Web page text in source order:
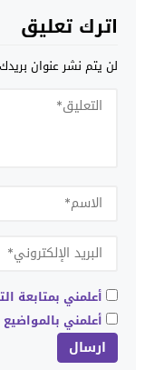
اترك تعليق
لن يتم نشر عنوان
أعلمني بمتابعة
أعلمني